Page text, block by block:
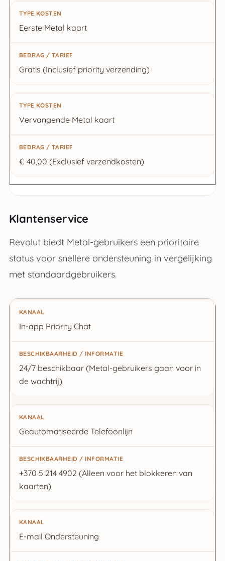
Eerste Metal kaart
Gratis (Inclusief priority verzending)
Vervangende Metal kaart
€ 40,00 (Exclusief verzendkosten)
Klantenservice
Revolut biedt Metal-gebruikers een prioritaire
status voor snellere ondersteuning in vergelijking
met standaardgebruikers.
Kanaal
Beschikbaarheid / Informatie
In-app Priority Chat
24/7 beschikbaar (Metal-gebruikers gaan voor in
de wachtrij)
Geautomatiseerde Telefoonlijn
+370 5 214 4902 (Alleen voor het blokkeren van
kaarten)
E-mail Ondersteuning